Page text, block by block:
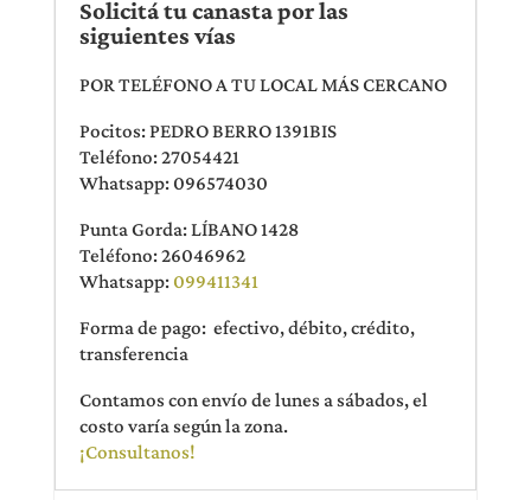
Solicitá tu canasta por las
siguientes vías
POR TELÉFONO A TU LOCAL MÁS CERCANO
Pocitos: PEDRO BERRO 1391BIS
Teléfono: 27054421
Whatsapp: 096574030
Punta Gorda: LÍBANO 1428
Teléfono: 26046962
Whatsapp:099411341
Forma de pago: efectivo, débito, crédito,
transferencia
Contamos con envío de lunes a sábados, el
costo varía según la zona.
¡Consultanos!